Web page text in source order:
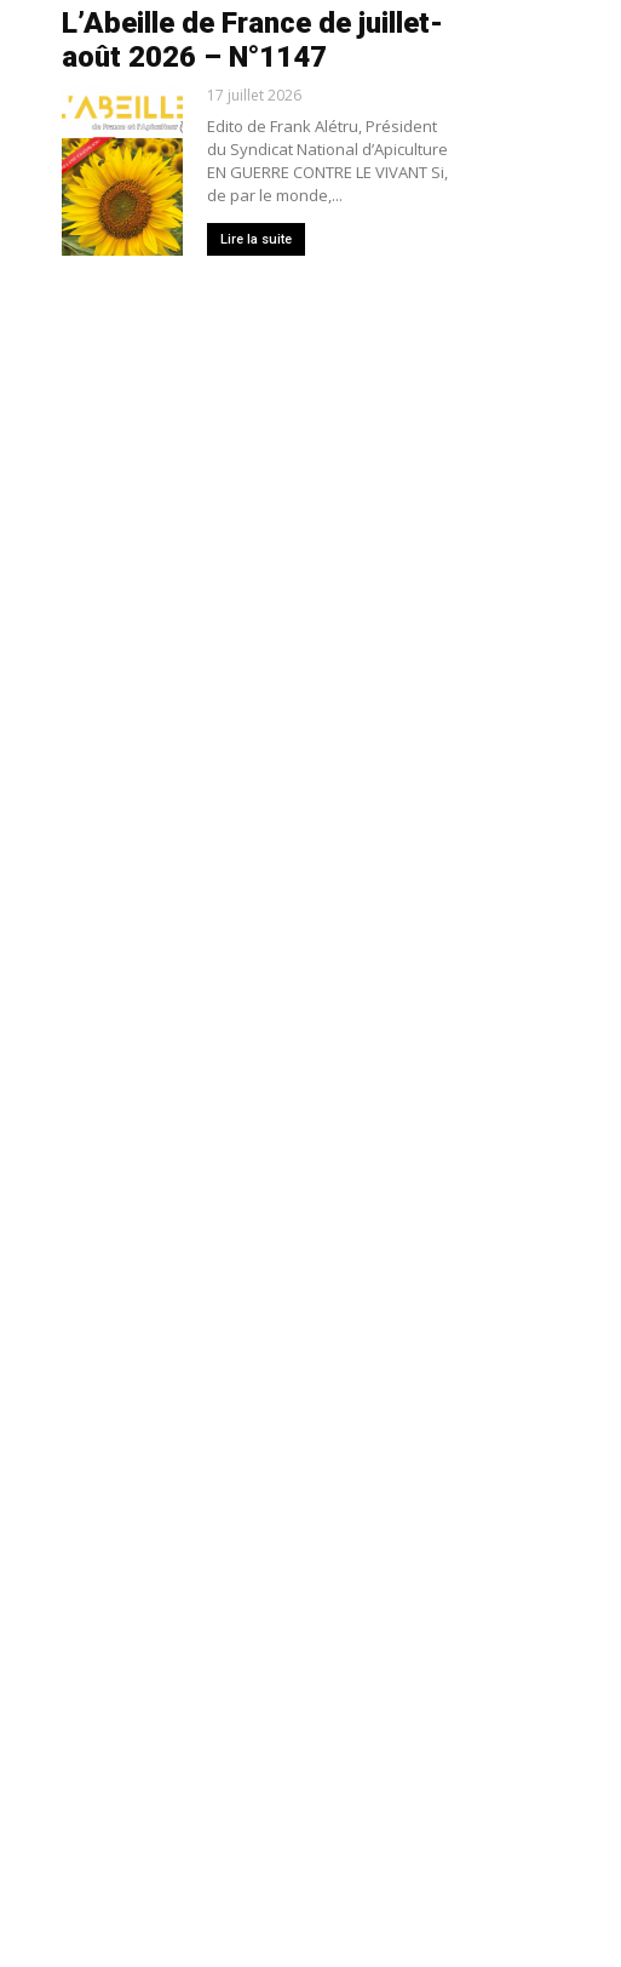
L’Abeille de France de juillet-
août 2026 – N°1147
17 juillet 2026
Edito de Frank Alétru, Président
du Syndicat National d’Apiculture
EN GUERRE CONTRE LE VIVANT Si,
de par le monde,...
Lire la suite